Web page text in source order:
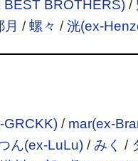
BROTHERS)/
月 /螺々 /洸(ex-
GRCKK)/ mar(ex-
ん(ex-LuLu)/みく /